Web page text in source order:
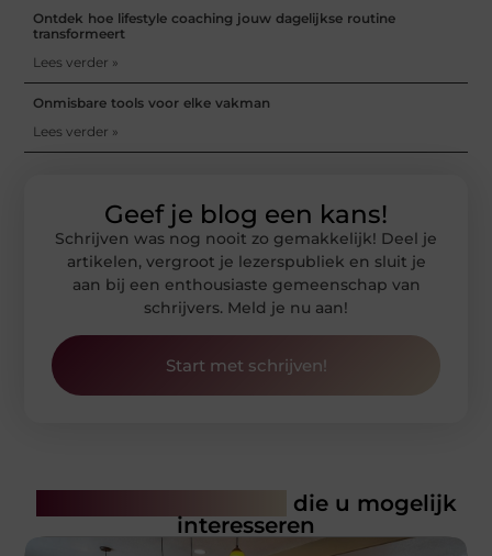
Ontdek hoe lifestyle coaching jouw dagelijkse routine
transformeert
Lees verder »
Onmisbare tools voor elke vakman
Lees verder »
Geef je blog een kans!
Schrijven was nog nooit zo gemakkelijk! Deel je
artikelen, vergroot je lezerspubliek en sluit je
aan bij een enthousiaste gemeenschap van
schrijvers. Meld je nu aan!
Start met schrijven!
die u mogelijk
interesseren